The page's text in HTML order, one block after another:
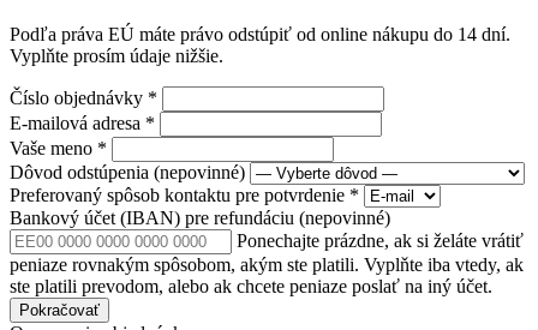
Podľa práva EÚ máte právo odstúpiť od online nákupu do 14 dní.
Vyplňte prosím údaje nižšie.
Číslo objednávky *
E-mailová adresa *
Vaše meno *
Dôvod odstúpenia (nepovinné)
Preferovaný spôsob kontaktu pre potvrdenie *
Bankový účet (IBAN) pre refundáciu (nepovinné)
Ponechajte prázdne, ak si želáte vrátiť
peniaze rovnakým spôsobom, akým ste platili. Vyplňte iba vtedy, ak
ste platili prevodom, alebo ak chcete peniaze poslať na iný účet.
Pokračovať